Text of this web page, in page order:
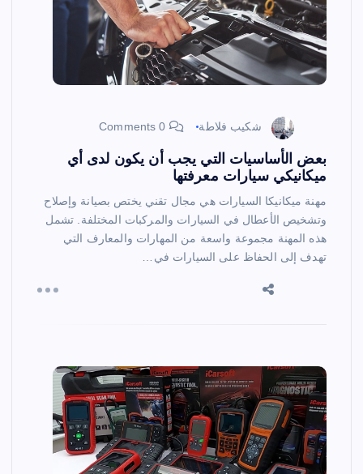
شكيب فلاطة
بعض الأساسيات التي يجب أن يكون لدى أي
ميكانيكي سيارات معرفتها
مهنة ميكانيكا السيارات هي مجال تقني يختص بصيانة وإصلاح
وتشخيص الأعطال في السيارات والمركبات المختلفة. تشمل
هذه المهنة مجموعة واسعة من المهارات والمعارف التي
تهدف إلى الحفاظ على السيارات في…